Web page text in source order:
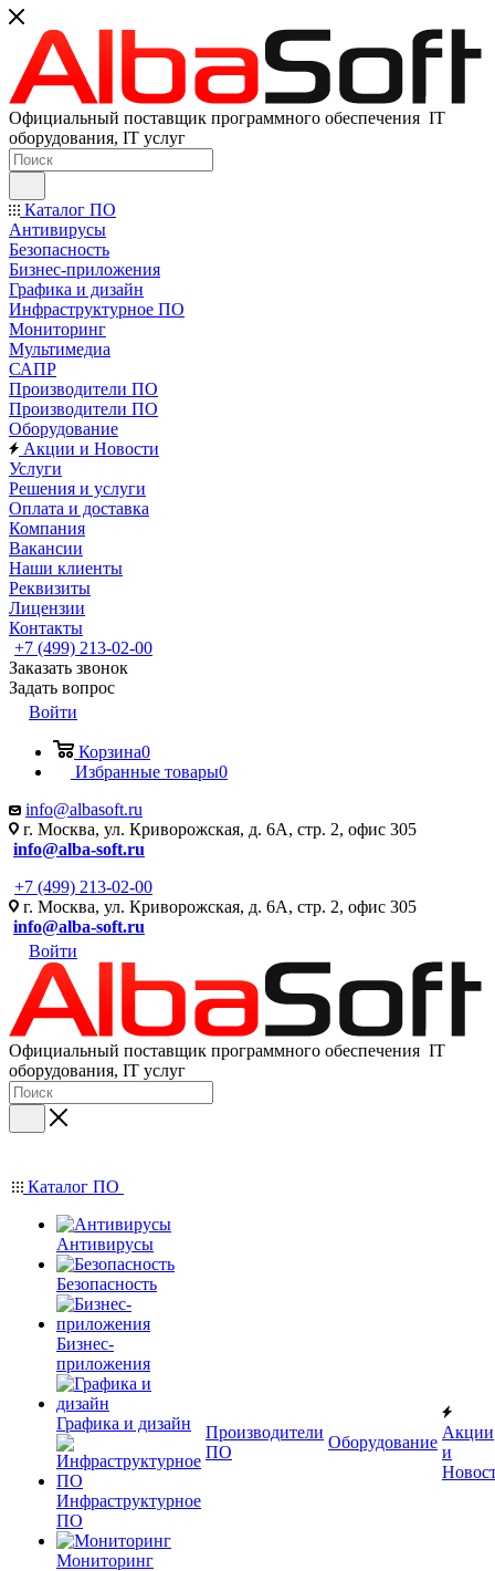
Официальный поставщик программного обеспечения IT
оборудования, IT услуг
Каталог ПО
Антивирусы
Безопасность
Бизнес-приложения
Графика и дизайн
Инфраструктурное ПО
Мониторинг
Мультимедиа
САПР
Производители ПО
Производители ПО
Оборудование
Акции и Новости
Услуги
Решения и услуги
Оплата и доставка
Компания
Вакансии
Наши клиенты
Реквизиты
Лицензии
Контакты
+7 (499) 213-02-00
Заказать звонок
Задать вопрос
Войти
Корзина0
Избранные товары0
info@albasoft.ru
г. Москва, ул. Криворожская, д. 6А, стр. 2, офис 305
info@alba-soft.ru
+7 (499) 213-02-00
г. Москва, ул. Криворожская, д. 6А, стр. 2, офис 305
info@alba-soft.ru
Войти
Официальный поставщик программного обеспечения IT
оборудования, IT услуг
Каталог ПО
Антивирусы
Безопасность
Бизнес-
приложения
Графика и дизайн
Инфраструктурное
ПО
Мониторинг
Производители
ПО
Оборудование
Акции
и